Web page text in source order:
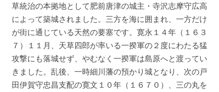
草統治の本拠地として肥前唐津の城主・寺沢志摩守広高
によって築城されました。三方を海に囲まれ、一方だけ
が街に通じている天然の要塞です。寛永１４年（１６３
７）１１月、天草四郎が率いる一揆軍の２度にわたる猛
攻撃にも落城せず、やむなく一揆軍は島原へと渡ってい
きました。乱後、一時細川藩の預かり城となり、次の戸
田伊賀守忠昌支配の寛文１０年（１６７０）、三の丸を